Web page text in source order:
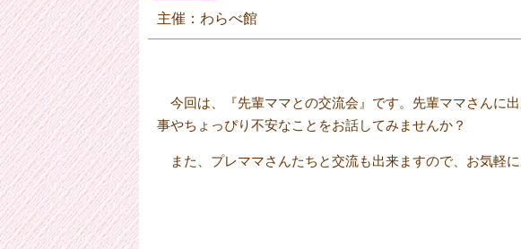
主催：わらべ館
今回は、『先輩ママとの交流会』です。先輩ママさんに
事やちょっぴり不安なことをお話してみませんか？
また、プレママさんたちと交流も出来ますので、お気軽